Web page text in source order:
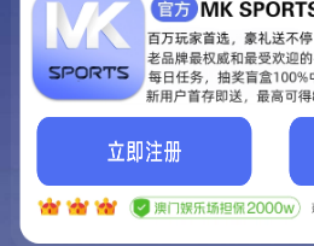
联系我们!